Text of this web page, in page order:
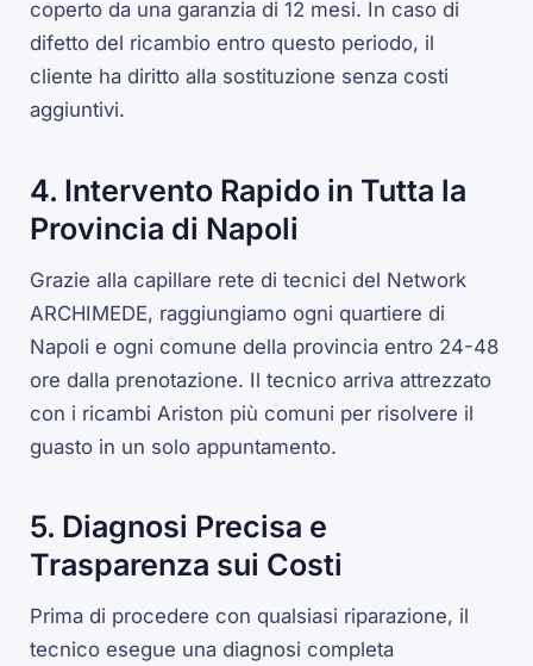
coperto da una garanzia di 12 mesi. In caso di
difetto del ricambio entro questo periodo, il
cliente ha diritto alla sostituzione senza costi
aggiuntivi.
4. Intervento Rapido in Tutta la
Provincia di Napoli
Grazie alla capillare rete di tecnici del Network
ARCHIMEDE, raggiungiamo ogni quartiere di
Napoli e ogni comune della provincia entro 24-48
ore dalla prenotazione. Il tecnico arriva attrezzato
con i ricambi Ariston più comuni per risolvere il
guasto in un solo appuntamento.
5. Diagnosi Precisa e
Trasparenza sui Costi
Prima di procedere con qualsiasi riparazione, il
tecnico esegue una diagnosi completa